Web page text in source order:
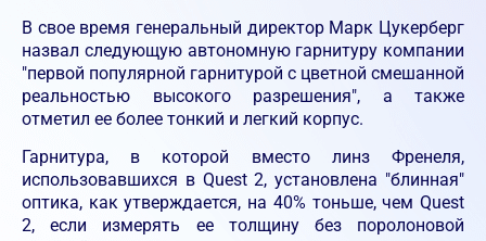
В свое время генеральный директор Марк Цукерберг
назвал следующую автономную гарнитуру компании
"первой популярной гарнитурой с цветной смешанной
реальностью высокого разрешения", а также
отметил ее более тонкий и легкий корпус.
Гарнитура, в которой вместо линз Френеля,
использовавшихся в Quest 2, установлена "блинная"
оптика, как утверждается, на 40% тоньше, чем Quest
2, если измерять ее толщину без поролоновой